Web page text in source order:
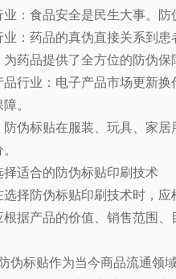
业：食品安全是民生大事。
业：药品的真伪直接关系到
为药品提供了全方位的防伪保
品行业：电子产品市场更新
。
防伪标贴在服装、玩具、家
择适合的防伪标贴印刷技术
选择防伪标贴印刷技术时，
根据产品的价值、销售范围、
伪标贴作为当今商品流通领